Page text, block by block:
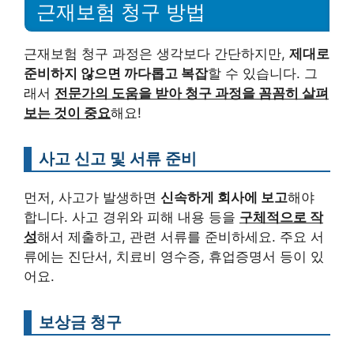
근재보험 청구 방법
근재보험 청구 과정은 생각보다 간단하지만, 제대로
준비하지 않으면 까다롭고 복잡할 수 있습니다. 그
래서 전문가의 도움을 받아 청구 과정을 꼼꼼히 살펴
보는 것이 중요해요!
사고 신고 및 서류 준비
먼저, 사고가 발생하면 신속하게 회사에 보고해야
합니다. 사고 경위와 피해 내용 등을 구체적으로 작
성해서 제출하고, 관련 서류를 준비하세요. 주요 서
류에는 진단서, 치료비 영수증, 휴업증명서 등이 있
어요.
보상금 청구